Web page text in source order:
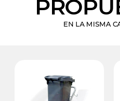
EN LA MISMA